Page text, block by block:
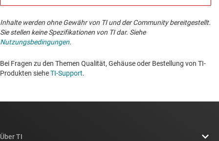
Inhalte werden ohne Gewähr von TI und der Community bereitgestellt.
Sie stellen keine Spezifikationen von TI dar. Siehe
Nutzungsbedingungen.
Bei Fragen zu den Themen Qualität, Gehäuse oder Bestellung von TI-
Produkten sieheTI-Support. ​​​​​​​​​​​​​​
Über TI